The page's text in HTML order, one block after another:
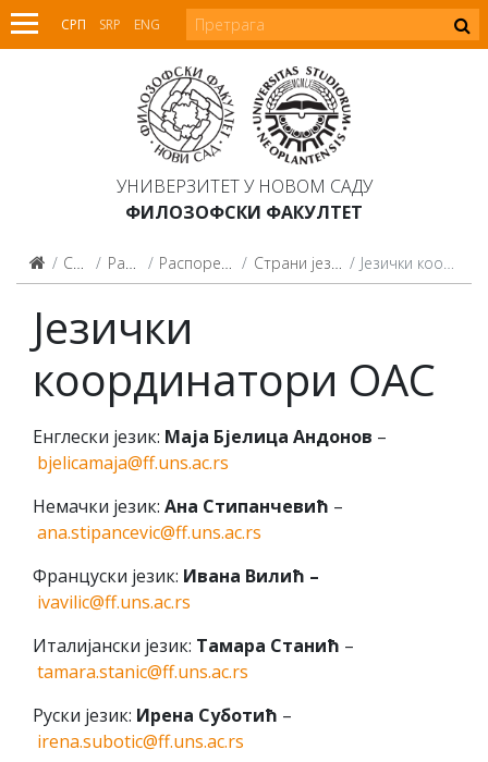
СРП SRP ENG
УНИВЕРЗИТЕТ У НОВОМ САДУ
ФИЛОЗОФСКИ ФАКУЛТЕТ
Студенти Распореди Распоред предавања Страни језици по избору Језички координатори ОАС
Језички
координатори ОАС
Енглески језик: Маја Бјелица Андонов –
bjelicamaja@ff.uns.ac.rs
Немачки језик: Ана Стипанчевић –
ana.stipancevic@ff.uns.ac.rs
Француски језик: Ивана Вилић –
ivavilic@ff.uns.ac.rs
Италијански језик: Тамара Станић –
tamara.stanic@ff.uns.ac.rs
Руски језик: Ирена Суботић –
irena.subotic@ff.uns.ac.rs